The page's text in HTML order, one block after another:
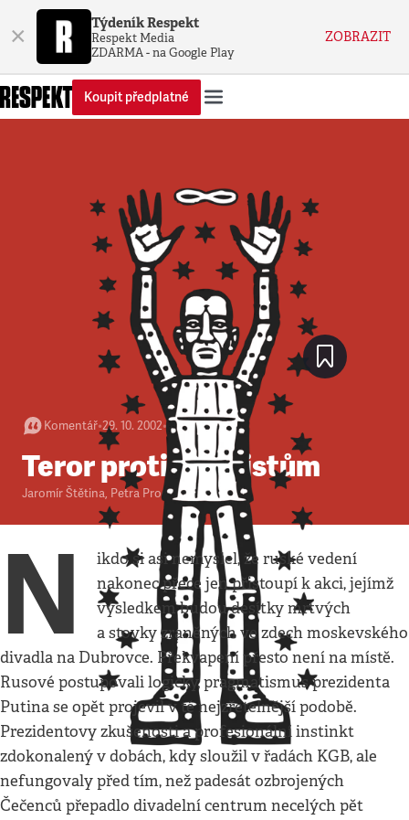
× Týdeník Respekt
Respekt Media
ZDARMA - na Google Play
ZOBRAZIT
Koupit předplatné
Komentář•29. 10. 2002• 8minut
Teror proti teroristům
Jaromír Štětina, Petra Procházková
N
ikdo si asi nemyslel, že ruské vedení
nakonec přece jen přistoupí k akci, jejímž
výsledkem budou desítky mrtvých
a stovky zraněných ve zdech moskevského
divadla na Dubrovce. Překvapení přesto není na místě.
Rusové postupovali logicky, pragmatismus prezidenta
Putina se opět projevil v té nejzřetelnější podobě.
Prezidentovy zkušenosti a profesionální instinkt
zdokonalený v dobách, kdy sloužil v řadách KGB, ale
nefungovaly před tím, než padesát ozbrojených
Čečenců přepadlo divadelní centrum necelých pět